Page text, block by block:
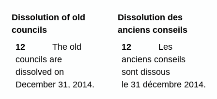
Dissolution of old
councils
12
The old
councils are
dissolved on
December 31, 2014.
Dissolution des
anciens conseils
12
Les
anciens conseils
sont dissous
le 31 décembre 2014.